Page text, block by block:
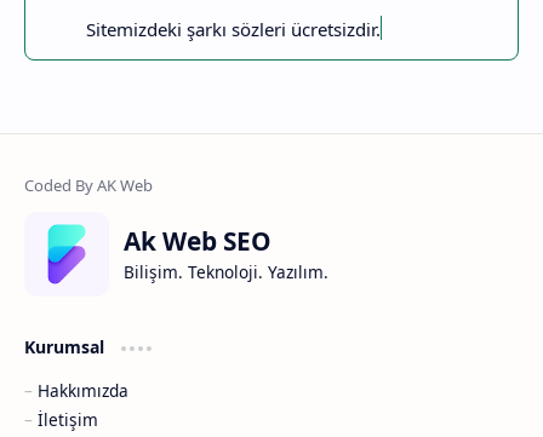
Sitemizdeki şarkı sözleri ücretsizdir.
Ak Web SEO
Bilişim. Teknoloji. Yazılım.
Kurumsal
Hakkımızda
İletişim